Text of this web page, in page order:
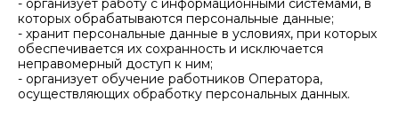
- организует работу с информационными системами, в
которых обрабатываются персональные данные;
- хранит персональные данные в условиях, при которых
обеспечивается их сохранность и исключается
неправомерный доступ к ним;
- организует обучение работников Оператора,
осуществляющих обработку персональных данных.